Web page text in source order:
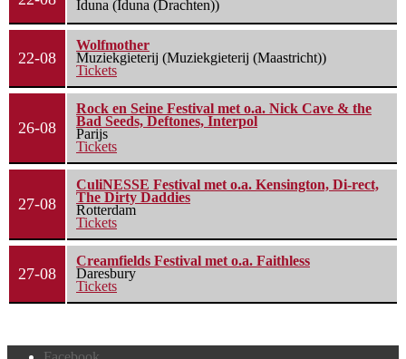
Iduna (Iduna (Drachten))
22-08
Wolfmother
Muziekgieterij (Muziekgieterij (Maastricht))
Tickets
26-08
Rock en Seine Festival met o.a. Nick Cave & the
Bad Seeds, Deftones, Interpol
Parijs
Tickets
27-08
CuliNESSE Festival met o.a. Kensington, Di-rect,
The Dirty Daddies
Rotterdam
Tickets
27-08
Creamfields Festival met o.a. Faithless
Daresbury
Tickets